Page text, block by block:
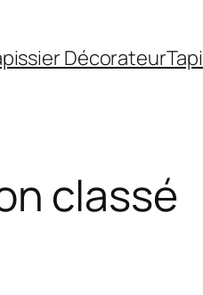
Décorateur
classé